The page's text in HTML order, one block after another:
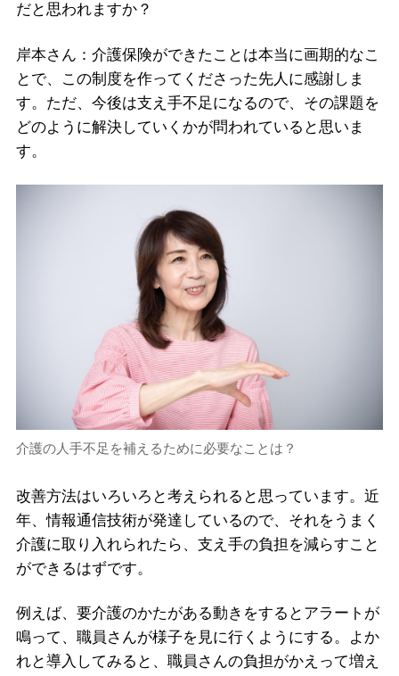
だと思われますか？
岸本さん：介護保険ができたことは本当に画期的なこ
とで、この制度を作ってくださった先人に感謝しま
す。ただ、今後は支え手不足になるので、その課題を
どのように解決していくかが問われていると思いま
す。
介護の人手不足を補えるために必要なことは？
改善方法はいろいろと考えられると思っています。近
年、情報通信技術が発達しているので、それをうまく
介護に取り入れられたら、支え手の負担を減らすこと
ができるはずです。
例えば、要介護のかたがある動きをするとアラートが
鳴って、職員さんが様子を見に行くようにする。よか
れと導入してみると、職員さんの負担がかえって増え